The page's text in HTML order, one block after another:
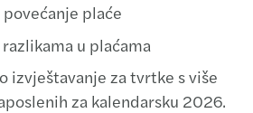
plaće
u plaćama
izvještavanje za tvrtke s više
za kalendarsku 2026.